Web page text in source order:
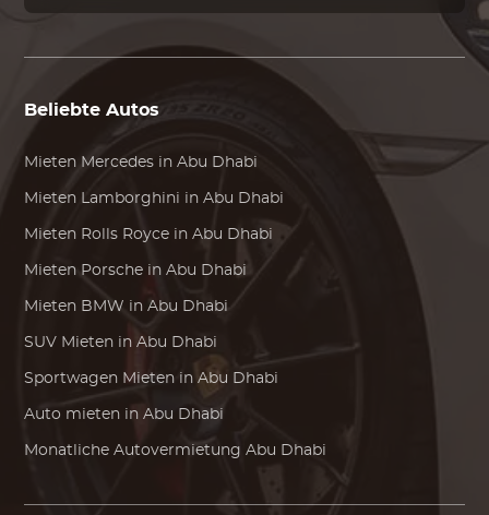
Beliebte Autos
Mieten Mercedes in Abu Dhabi
Mieten Lamborghini in Abu Dhabi
Mieten Rolls Royce in Abu Dhabi
Mieten Porsche in Abu Dhabi
Mieten BMW in Abu Dhabi
SUV Mieten in Abu Dhabi
Sportwagen Mieten in Abu Dhabi
Auto mieten in Abu Dhabi
Monatliche Autovermietung Abu Dhabi